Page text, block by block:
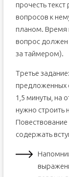
прочесть
вопросов к
планом. Время
вопрос должен
за таймером).
Третье
предложенных
1,5 минуты, на
нужно строить
содержать